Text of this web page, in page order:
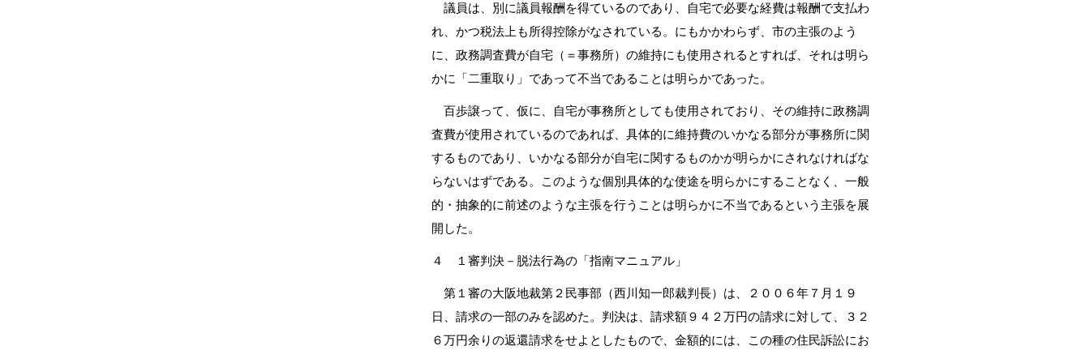
議員は、別に議員報酬を得ているのであり、自宅で必要な経費は報酬で支払わ
れ、かつ税法上も所得控除がなされている。にもかかわらず、市の主張のよう
に、政務調査費が自宅（＝事務所）の維持にも使用されるとすれば、それは明ら
かに「二重取り」であって不当であることは明らかであった。
百歩譲って、仮に、自宅が事務所としても使用されており、その維持に政務調
査費が使用されているのであれば、具体的に維持費のいかなる部分が事務所に関
するものであり、いかなる部分が自宅に関するものかが明らかにされなければな
らないはずである。このような個別具体的な使途を明らかにすることなく、一般
的・抽象的に前述のような主張を行うことは明らかに不当であるという主張を展
開した。
４ １審判決－脱法行為の「指南マニュアル」
第１審の大阪地裁第２民事部（西川知一郎裁判長）は、２００６年７月１９
日、請求の一部のみを認めた。判決は、請求額９４２万円の請求に対して、３２
６万円余りの返還請求をせよとしたもので、金額的には、この種の住民訴訟にお